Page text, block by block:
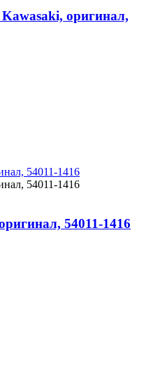
оригинал,
54011-1416